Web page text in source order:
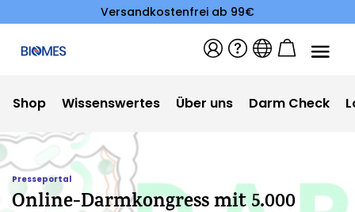
Versandkostenfrei ab 99€
Shop Wissenswertes Über uns Darm Check
Presseportal
Online-Darmkongress mit 5.000